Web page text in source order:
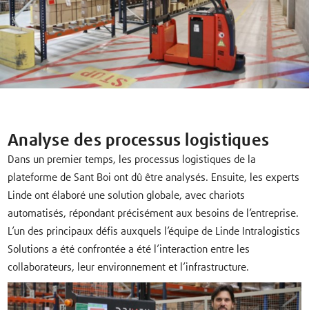
Analyse des processus logistiques
Dans un premier temps, les processus logistiques de la
plateforme de Sant Boi ont dû être analysés. Ensuite, les experts
Linde ont élaboré une solution globale, avec chariots
automatisés, répondant précisément aux besoins de l’entreprise.
L’un des principaux défis auxquels l’équipe de Linde Intralogistics
Solutions a été confrontée a été l’interaction entre les
collaborateurs, leur environnement et l’infrastructure.